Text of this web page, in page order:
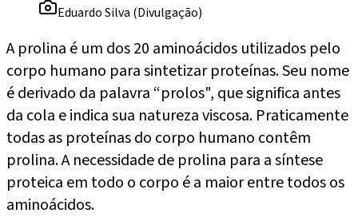
Eduardo Silva (Divulgação)
A prolina é um dos 20 aminoácidos utilizados pelo
corpo humano para sintetizar proteínas. Seu nome
é derivado da palavra “prolos", que significa antes
da cola e indica sua natureza viscosa. Praticamente
todas as proteínas do corpo humano contêm
prolina. A necessidade de prolina para a síntese
proteica em todo o corpo é a maior entre todos os
aminoácidos.